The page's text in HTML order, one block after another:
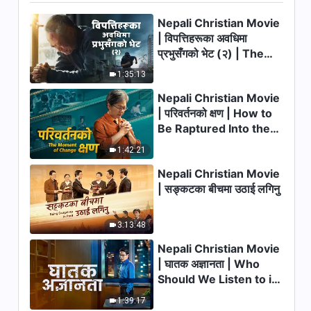
24:38
Christian Testimony Video |
हृदयको छुटकारा
32:59
Christian Testimony Video |
परीक्षाहरूद्वारा शुद्ध पारिएको
24:19
Nepali Christian Testimony
Video | जीवनमा परमेश्‍वरको अख्तियार
र सार्वभौमिकतालाई जान्‍नु
29:12
Nepali Christian Testimony
Video | एक अधिकृतको पश्‍चात्ताप
1:35:13
Nepali Christian Movie
| विपत्तिहरूका अवधिमा
प्रभुसँगको भेट (२) | The
We Enter the Kingdom
of God?
1:42:21
Nepali Christian Movie
| परिवर्तनको क्षण | How to
Be Raptured Into the
3:13:48
Nepali Christian Movie
| सङ्कटका बीचमा उठाई लगिनु
1:39:17
Nepali Christian Movie
| घातक अज्ञानता | Who
Should We Listen to in